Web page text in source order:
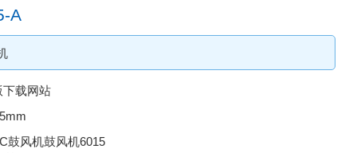
A
下载网站
DC鼓风机鼓风机6015